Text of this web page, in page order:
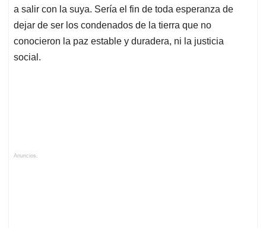
a salir con la suya. Sería el fin de toda esperanza de
dejar de ser los condenados de la tierra que no
conocieron la paz estable y duradera, ni la justicia
social.
Anuncios.